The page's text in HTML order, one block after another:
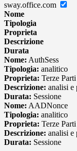
sway.office.com
Nome
Tipologia
Proprieta
Descrizione
Durata
Nome: AuthSess
Tipologia: analitico
Proprieta: Terze Parti
Descrizione: analisi e
Durata: Sessione
Nome: AADNonce
Tipologia: analitico
Proprieta: Terze Parti
Descrizione: analisi e
Durata: Sessione